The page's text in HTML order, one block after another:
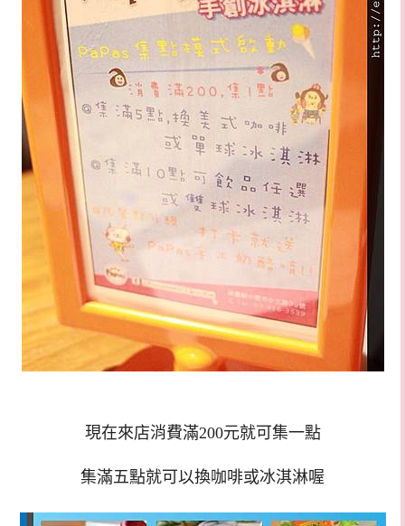
現在來店消費滿200元就可集一點
集滿五點就可以換咖啡或冰淇淋喔